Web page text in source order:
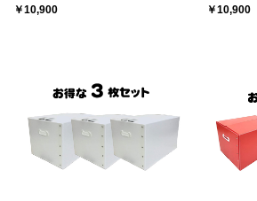
￥10,900
￥10,900